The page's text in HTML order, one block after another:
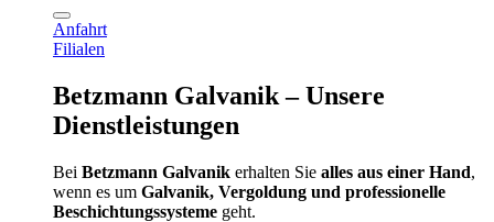
Anfahrt
Filialen
Betzmann Galvanik – Unsere
Dienstleistungen
Bei Betzmann Galvanik erhalten Sie alles aus einer Hand,
wenn es um Galvanik, Vergoldung und professionelle
Beschichtungssysteme geht.